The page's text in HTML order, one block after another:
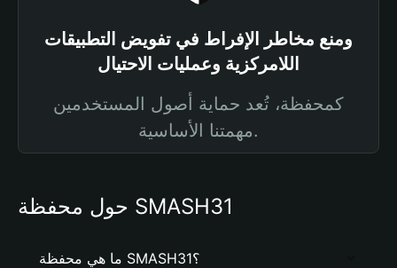
ومنع مخاطر الإفراط في تفويض التطبيقات
اللامركزية وعمليات الاحتيال
كمحفظة، تُعد حماية أصول المستخدمين
مهمتنا الأساسية.
حول محفظة SMASH31
ما هي محفظة SMASH31؟